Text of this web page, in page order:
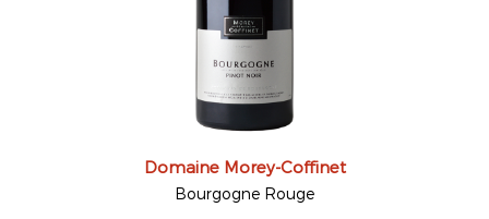
Domaine Morey-Coffinet
Bourgogne Rouge